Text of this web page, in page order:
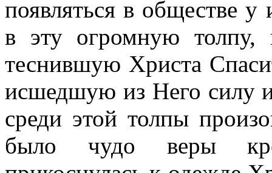
появляться в обществе
в эту огромную
теснившую Христа
исшедшую из Него силу и
среди этой толпы
было чудо веры